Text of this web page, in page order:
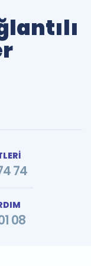
74
08